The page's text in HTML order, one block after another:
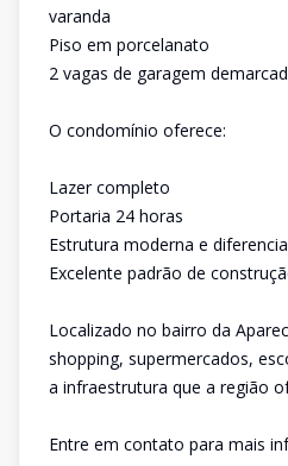
varanda
Piso em porcelanato
2 vagas de garagem
O condomínio oferece:
Lazer completo
Portaria 24 horas
Estrutura moderna e
Excelente padrão de
Localizado no bairro da
shopping, supermercados,
a infraestrutura que a região
Entre em contato para mais